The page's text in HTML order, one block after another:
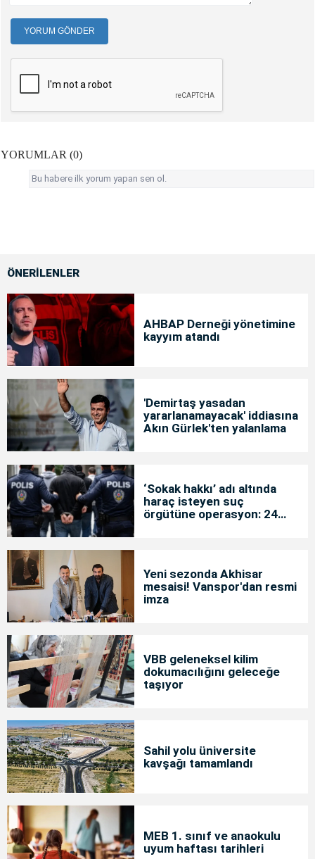
YORUM GÖNDER
YORUMLAR (0)
Bu habere ilk yorum yapan sen ol.
ÖNERİLENLER
AHBAP Derneği yönetimine
kayyım atandı
'Demirtaş yasadan
yararlanamayacak' iddiasına
Akın Gürlek'ten yalanlama
‘Sokak hakkı’ adı altında
haraç isteyen suç
örgütüne operasyon: 24
Yeni sezonda Akhisar
mesaisi! Vanspor'dan resmi
imza
VBB geleneksel kilim
dokumacılığını geleceğe
taşıyor
Sahil yolu üniversite
kavşağı tamamlandı
MEB 1. sınıf ve anaokulu
uyum haftası tarihleri